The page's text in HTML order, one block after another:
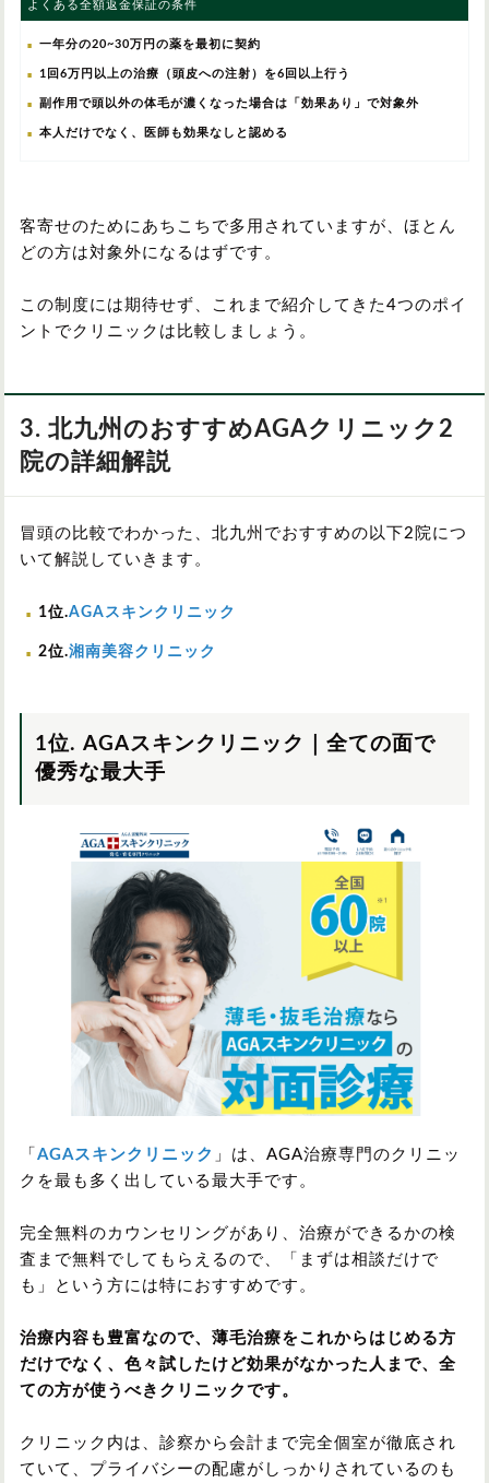
よくある全額返金保証の条件
一年分の20~30万円の薬を最初に契約
1回6万円以上の治療（頭皮への注射）を6回以上行う
副作用で頭以外の体毛が濃くなった場合は「効果あり」で対象外
本人だけでなく、医師も効果なしと認める
客寄せのためにあちこちで多用されていますが、ほとん
どの方は対象外になるはずです。
この制度には期待せず、これまで紹介してきた4つのポイ
ントでクリニックは比較しましょう。
3. 北九州のおすすめAGAクリニック2
院の詳細解説
冒頭の比較でわかった、北九州でおすすめの以下2院につ
いて解説していきます。
1位.AGAスキンクリニック
2位.湘南美容クリニック
1位. AGAスキンクリニック｜全ての面で
優秀な最大手
「 AGAスキンクリニック 」は、AGA治療専門のクリニッ
クを最も多く出している最大手です。
完全無料のカウンセリングがあり、治療ができるかの検
査まで無料でしてもらえるので、「まずは相談だけで
も」という方には特におすすめです。
治療内容も豊富なので、薄毛治療をこれからはじめる方
だけでなく、色々試したけど効果がなかった人まで、全
ての方が使うべきクリニックです。
クリニック内は、診察から会計まで完全個室が徹底され
ていて、プライバシーの配慮がしっかりされているのも